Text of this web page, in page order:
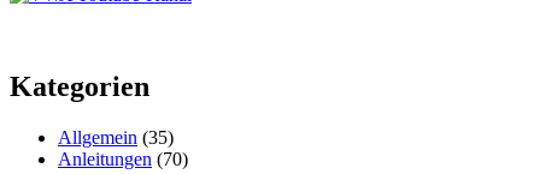
Kategorien
Allgemein (35)
Anleitungen (70)